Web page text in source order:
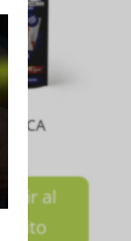
al
carrito